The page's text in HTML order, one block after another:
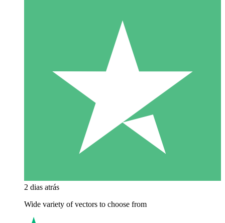
2 dias atrás
Wide variety of vectors to choose from